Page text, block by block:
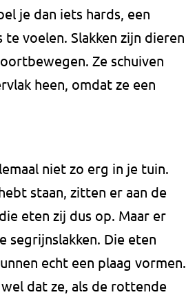
je dan iets hards, een
voelen. Slakken zijn dieren
Ze schuiven
heen, omdat ze een
niet zo erg in je tuin.
staan, zitten er aan de
eten zij dus op. Maar er
segrijnslakken. Die eten
echt een plaag vormen.
dat ze, als de rottende